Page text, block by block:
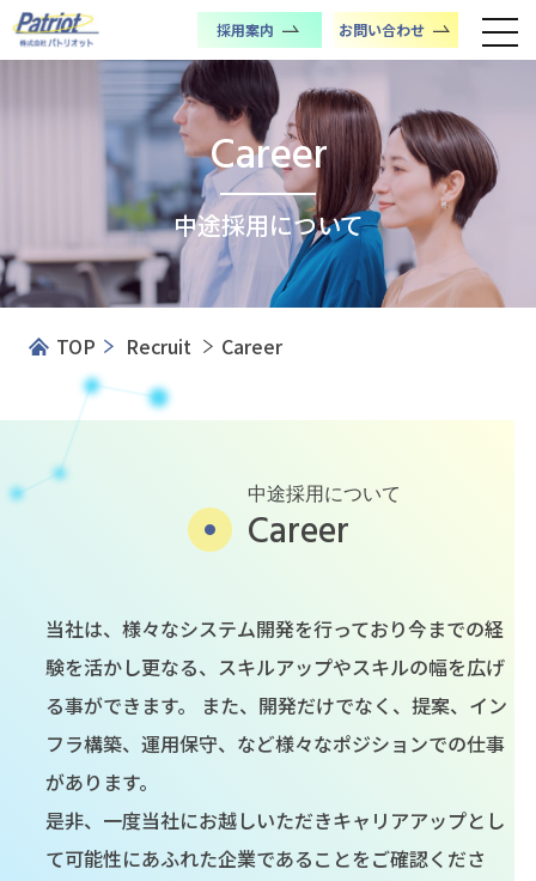
採用案内 お問い合わせ
Career
中途採用について
TOP Recruit Career
中途採用について
Career
当社は、様々なシステム開発を行っており今までの経
験を活かし更なる、スキルアップやスキルの幅を広げ
る事ができます。 また、開発だけでなく、提案、イン
フラ構築、運用保守、など様々なポジションでの仕事
があります。
是非、一度当社にお越しいただきキャリアアップとし
て可能性にあふれた企業であることをご確認くださ